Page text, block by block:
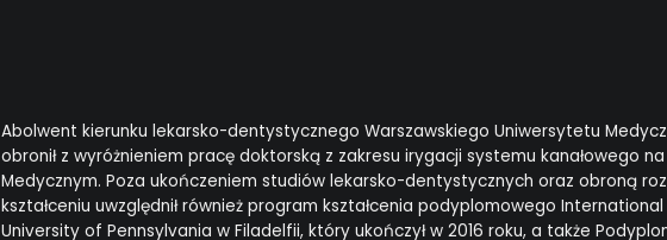
Abolwent kierunku lekarsko-dentystycznego Warszawskiego Uniwersytetu
obronił z wyróżnieniem pracę doktorską z zakresu irygacji systemu kanałowego
Medycznym. Poza ukończeniem studiów lekarsko-dentystycznych oraz obroną
kształceniu uwzględnił również program kształcenia podyplomowego
University of Pennsylvania w Filadelfii, który ukończył w 2016 roku, a także